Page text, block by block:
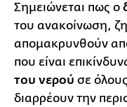
Σημειώνεται πως ο
του ανακοίνωση,
απομακρυνθούν
που είναι
του νερού σε
διαρρέουν την